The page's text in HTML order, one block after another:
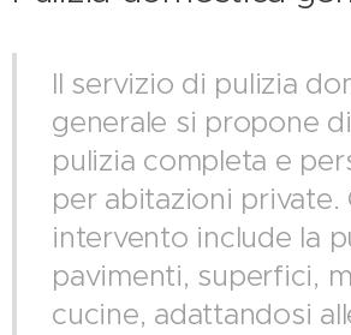
Il servizio di pulizia
generale si propone
pulizia completa e
per abitazioni private.
intervento include la
pavimenti, superfici,
cucine, adattandosi